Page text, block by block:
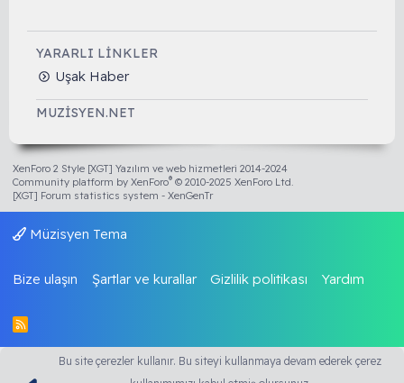
YARARLI LINKLER
Uşak Haber
MUZISYEN.NET
XenForo 2 Style [XGT] Yazılım ve web hizmetleri 2014-2024
Community platform by XenForo® © 2010-2025 XenForo Ltd.
[XGT] Forum statistics system - XenGenTr
Müzisyen Tema
Bize ulaşın Şartlar ve kurallar Gizlilik politikası Yardım
R
Bu site çerezler kullanır. Bu siteyi kullanmaya devam ederek çerez